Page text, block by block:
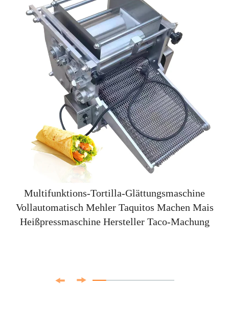
Multifunktions-Tortilla-Glättungsmaschine
Vollautomatisch Mehler Taquitos Machen Mais
Heißpressmaschine Hersteller Taco-Machung